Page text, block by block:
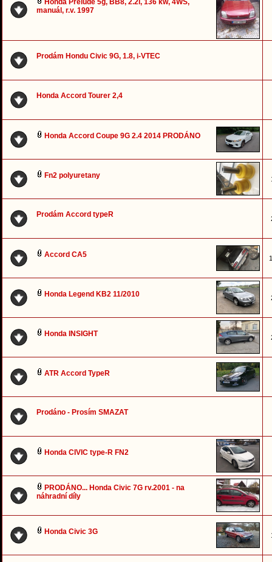
Honda Prelude 5g, BB8, 2.2l, 136 kw, 4WS,
manuál, r.v. 1997
Prodám Hondu Civic 9G, 1.8, i-VTEC
Honda Accord Tourer 2,4
Honda Accord Coupe 9G 2.4 2014 PRODÁNO
Fn2 polyuretany
Prodám Accord typeR
Accord CA5
Honda Legend KB2 11/2010
Honda INSIGHT
ATR Accord TypeR
Prodáno - Prosím SMAZAT
Honda CIVIC type-R FN2
PRODÁNO... Honda Civic 7G rv.2001 - na
náhradní díly
Honda Civic 3G